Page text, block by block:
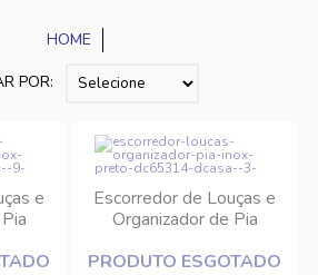
POR:
e
Escorredor de Louças e
Organizador de Pia
DCasa
PRODUTO ESGOTADO